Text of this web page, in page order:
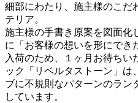
細部にわたり、施主様のこだ
テリア。
施主様の手書き原案を図面化
に「お客様の想いを形にでき
入荷のため、１ヶ月お待ちい
ック「リベルタストーン」は
ブに不規則なパターンのラン
しています。